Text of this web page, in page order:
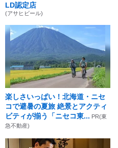
LD認定店
(アサヒビール)
楽しさいっぱい！北海道・ニセ
コで避暑の夏旅 絶景とアクティ
ビティが揃う「ニセコ東... PR(東
急不動産)